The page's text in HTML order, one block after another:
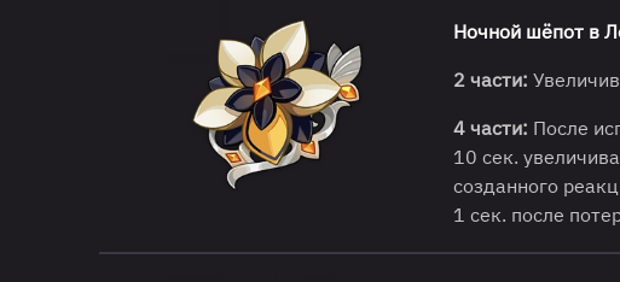
Ночной шёпот в
2 части:
4 части: После
10 сек.
созданного
1 сек. после